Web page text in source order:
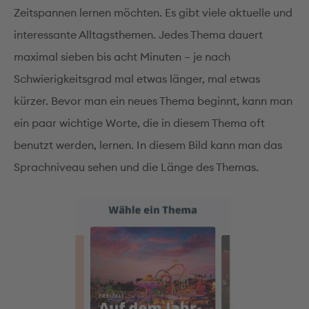
Zeitspannen lernen möchten. Es gibt viele aktuelle und
interessante Alltagsthemen. Jedes Thema dauert
maximal sieben bis acht Minuten – je nach
Schwierigkeitsgrad mal etwas länger, mal etwas
kürzer. Bevor man ein neues Thema beginnt, kann man
ein paar wichtige Worte, die in diesem Thema oft
benutzt werden, lernen. In diesem Bild kann man das
Sprachniveau sehen und die Länge des Themas.